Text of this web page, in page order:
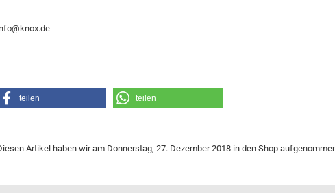
teilen teilen
Artikel haben wir am Donnerstag, 27. Dezember 2018 in den Shop